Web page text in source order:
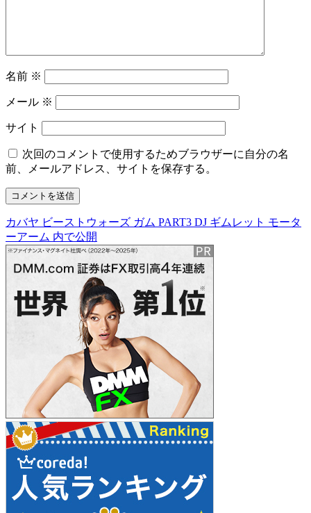
名前 ※
メール ※
サイト
次回のコメントで使用するためブラウザーに自分の名
前、メールアドレス、サイトを保存する。
投
稿
ナ
ビ
ゲ
カバヤ ビーストウォーズ ガム PART3 DJ ギムレット モータ
ーアーム 内で公開